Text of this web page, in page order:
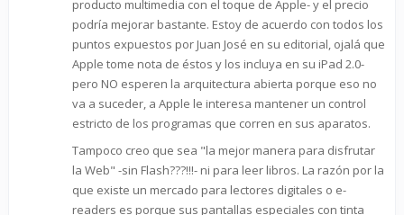
producto multimedia con el toque de Apple- y el precio
podría mejorar bastante. Estoy de acuerdo con todos los
puntos expuestos por Juan José en su editorial, ojalá que
Apple tome nota de éstos y los incluya en su iPad 2.0-
pero NO esperen la arquitectura abierta porque eso no
va a suceder, a Apple le interesa mantener un control
estricto de los programas que corren en sus aparatos.
Tampoco creo que sea "la mejor manera para disfrutar
la Web" -sin Flash???!!!- ni para leer libros. La razón por la
que existe un mercado para lectores digitales o e-
readers es porque sus pantallas especiales con tinta